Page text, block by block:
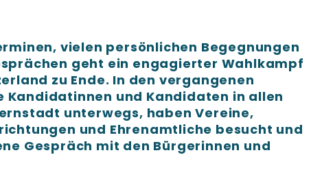
vielen persönlichen Begegnungen
geht ein engagierter Wahlkampf
zu Ende. In den vergangenen
Kandidatinnen und Kandidaten in allen
unterwegs, haben Vereine,
und Ehrenamtliche besucht und
Gespräch mit den Bürgerinnen und